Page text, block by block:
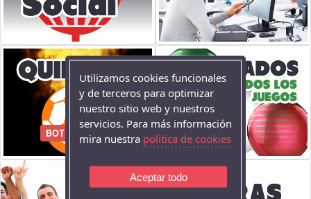
BOTE: 40.000 €
Utilizamos cookies funcionales
y de terceros para optimizar
nuestro sitio web y nuestros
servicios. Para más información
mira nuestra politica de cookies
Aceptar todo